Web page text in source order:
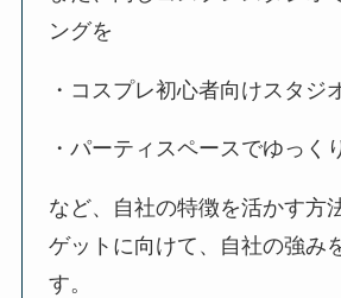
ングを
・コスプレ初心者向けスタジ
・パーティスペースでゆっく
など、自社の特徴を活かす方
ゲットに向けて、自社の強み
す。